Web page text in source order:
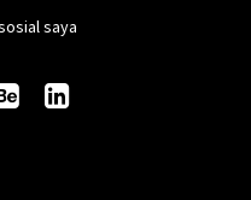
saya